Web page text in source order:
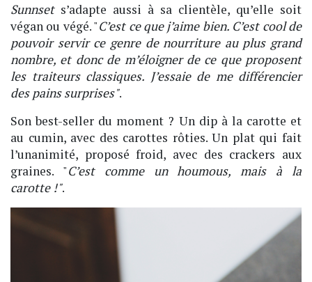
Sunnset s’adapte aussi à sa clientèle, qu’elle soit
végan ou végé. "C’est ce que j’aime bien. C’est cool de
pouvoir servir ce genre de nourriture au plus grand
nombre, et donc de m’éloigner de ce que proposent
les traiteurs classiques. J’essaie de me différencier
des pains surprises".
Son best-seller du moment ? Un dip à la carotte et
au cumin, avec des carottes rôties. Un plat qui fait
l’unanimité, proposé froid, avec des crackers aux
graines. "C’est comme un houmous, mais à la
carotte !".